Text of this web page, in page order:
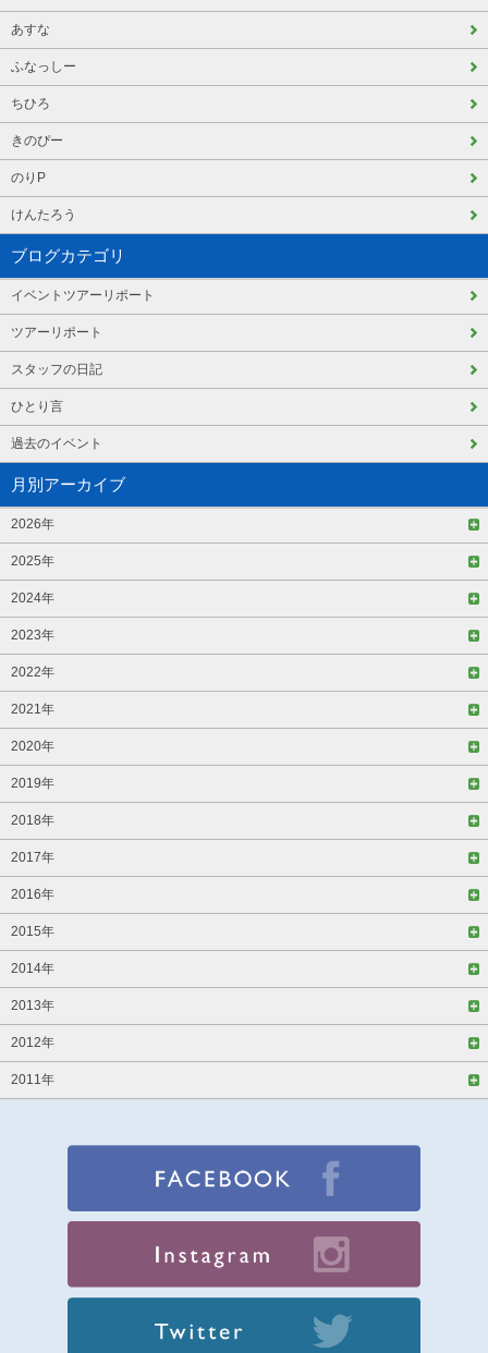
あすな
ふなっしー
ちひろ
きのぴー
のりP
けんたろう
ブログカテゴリ
イベントツアーリポート
ツアーリポート
スタッフの日記
ひとり言
過去のイベント
月別アーカイブ
2026年
2025年
2024年
2023年
2022年
2021年
2020年
2019年
2018年
2017年
2016年
2015年
2014年
2013年
2012年
2011年